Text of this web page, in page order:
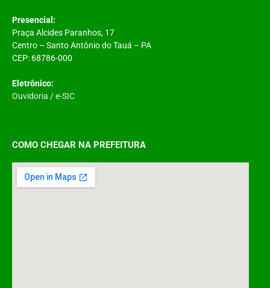
Presencial:
Praça Alcides Paranhos, 17
Centro – Santo Antônio do Tauá – PA
CEP: 68786-000
Eletrônico:
Ouvidoria /e-SIC
COMO CHEGAR NA PREFEITURA